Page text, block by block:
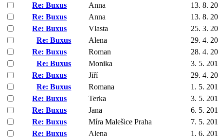
Re: Buxus Anna
13. 8.
Re: Buxus
Anna
13. 8.
Re: Buxus
Vlasta
25. 3.
Re: Buxus
Alena
29. 4.
Re: Buxus
Roman
28. 4.
Re: Buxus
Monika
3. 5.
Re: Buxus
Jiří
29. 4.
Re: Buxus
Romana
1. 5.
Re: Buxus
Terka
3. 5.
Re: Buxus
Jana
6. 5.
Re: Buxus
Míra Malešice Praha
7. 5.
Re: Buxus
Alena
1. 6.